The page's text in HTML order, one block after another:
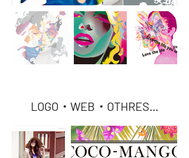
LOGO・WEB・ OTHRES...